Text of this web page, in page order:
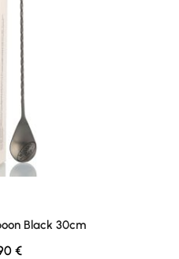
Black 30cm
Preis:
€